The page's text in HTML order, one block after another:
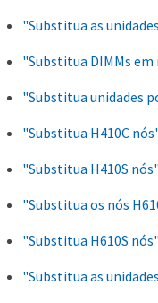
"Substitua as
"Substitua DIMMs
"Substitua unidades
"Substitua H410C
"Substitua H410S nós"
"Substitua os nós
"Substitua H610S nós"
"Substitua as